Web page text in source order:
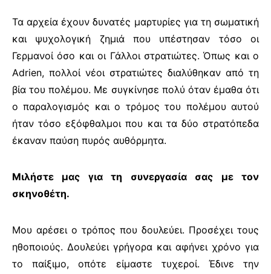
Τα αρχεία έχουν δυνατές μαρτυρίες για τη σωματική
και ψυχολογική ζημιά που υπέστησαν τόσο οι
Γερμανοί όσο και οι Γάλλοι στρατιώτες. Όπως και ο
Adrien, πολλοί νέοι στρατιώτες διαλύθηκαν από τη
βία του πολέμου. Με συγκίνησε πολύ όταν έμαθα ότι
ο παραλογισμός και ο τρόμος του πολέμου αυτού
ήταν τόσο εξόφθαλμοι που και τα δύο στρατόπεδα
έκαναν παύση πυρός αυθόρμητα.
Μιλήστε μας για τη συνεργασία σας με τον
σκηνοθέτη.
Μου αρέσει ο τρόπος που δουλεύει. Προσέχει τους
ηθοποιούς. Δουλεύει γρήγορα και αφήνει χρόνο για
το παίξιμο, οπότε είμαστε τυχεροί. Έδινε την